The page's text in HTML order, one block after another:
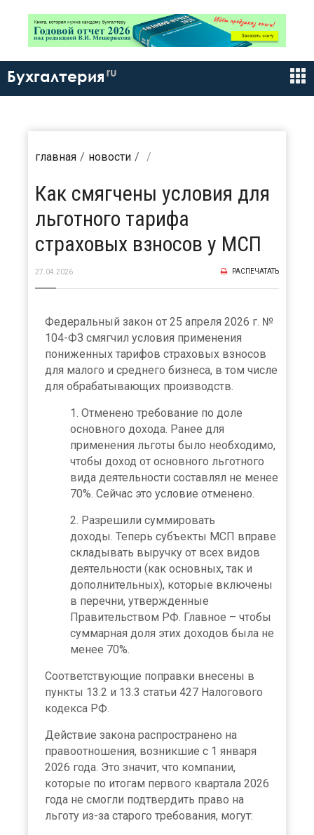
Бухгалтерия ru
главная новости
Как смягчены условия для
льготного тарифа
страховых взносов у МСП
27.04.2026 РАСПЕЧАТАТЬ
Федеральный закон от 25 апреля 2026 г. №
104-ФЗ смягчил условия применения
пониженных тарифов страховых взносов
для малого и среднего бизнеса, в том числе
для обрабатывающих производств.
Отменено требование по доле
основного дохода. Ранее для
применения льготы было необходимо,
чтобы доход от основного льготного
вида деятельности составлял не менее
70%. Сейчас это условие отменено.
Разрешили суммировать
доходы. Теперь субъекты МСП вправе
складывать выручку от всех видов
деятельности (как основных, так и
дополнительных), которые включены
в перечни, утвержденные
Правительством РФ. Главное – чтобы
суммарная доля этих доходов была не
менее 70%.
Соответствующие поправки внесены в
пункты 13.2 и 13.3 статьи 427 Налогового
кодекса РФ.
Действие закона распространено на
правоотношения, возникшие с 1 января
2026 года. Это значит, что компании,
которые по итогам первого квартала 2026
года не смогли подтвердить право на
льготу из-за старого требования, могут: